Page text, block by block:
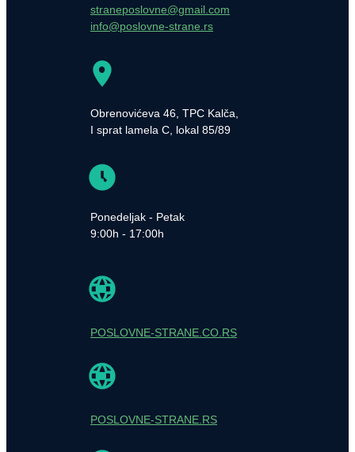
straneposlovne@gmail.com
info@poslovne-strane.rs
Obrenovićeva 46, TPC Kalča,
I sprat lamela C, lokal 85/89
Ponedeljak - Petak
9:00h - 17:00h
POSLOVNE-STRANE.CO.RS
POSLOVNE-STRANE.RS